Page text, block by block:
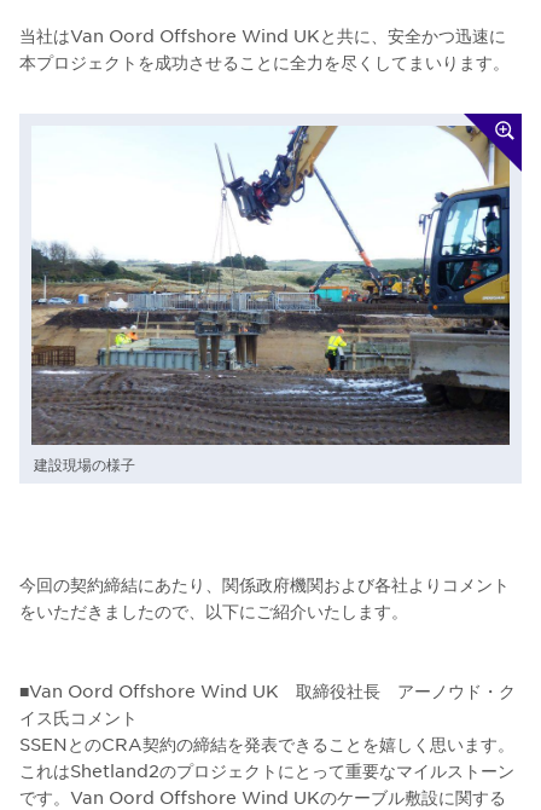
当社はVan Oord Offshore Wind UKと共に、安全かつ迅速に
本プロジェクトを成功させることに全力を尽くしてまいります。
建設現場の様子
今回の契約締結にあたり、関係政府機関および各社よりコメント
をいただきましたので、以下にご紹介いたします。
■Van Oord Offshore Wind UK 取締役社長 アーノウド・ク
イス氏コメント
SSENとのCRA契約の締結を発表できることを嬉しく思います。
これはShetland2のプロジェクトにとって重要なマイルストーン
です。Van Oord Offshore Wind UKのケーブル敷設に関する